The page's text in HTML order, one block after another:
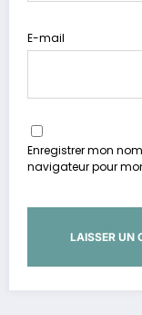
E-mail
Enregistrer mon
navigateur pour